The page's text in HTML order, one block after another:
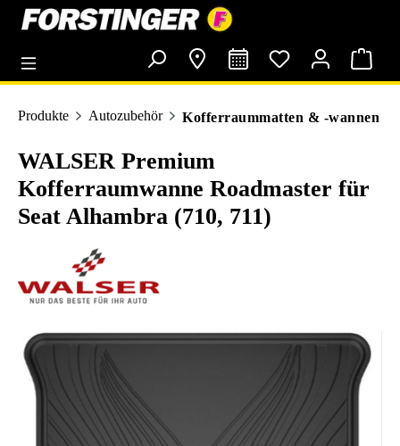
springen
Produkte Autozubehör Kofferraummatten & -wannen
WALSER Premium
Kofferraumwanne Roadmaster für
Seat Alhambra (710, 711)
Bildergalerie überspringen